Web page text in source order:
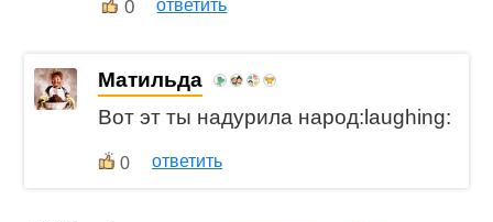
0 ответить
Матильда
Вот эт ты надурила народ:laughing:
0 ответить